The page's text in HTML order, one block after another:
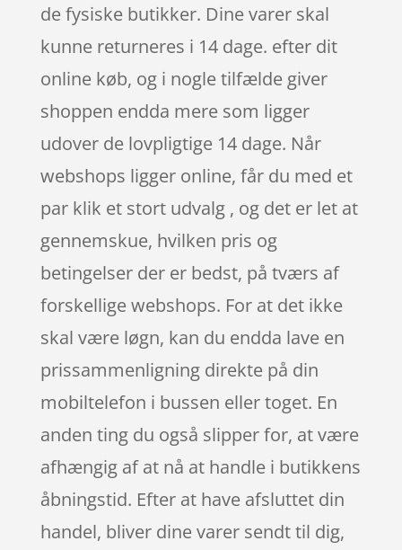
de fysiske butikker. Dine varer skal
kunne returneres i 14 dage. efter dit
online køb, og i nogle tilfælde giver
shoppen endda mere som ligger
udover de lovpligtige 14 dage. Når
webshops ligger online, får du med et
par klik et stort udvalg , og det er let at
gennemskue, hvilken pris og
betingelser der er bedst, på tværs af
forskellige webshops. For at det ikke
skal være løgn, kan du endda lave en
prissammenligning direkte på din
mobiltelefon i bussen eller toget. En
anden ting du også slipper for, at være
afhængig af at nå at handle i butikkens
åbningstid. Efter at have afsluttet din
handel, bliver dine varer sendt til dig,